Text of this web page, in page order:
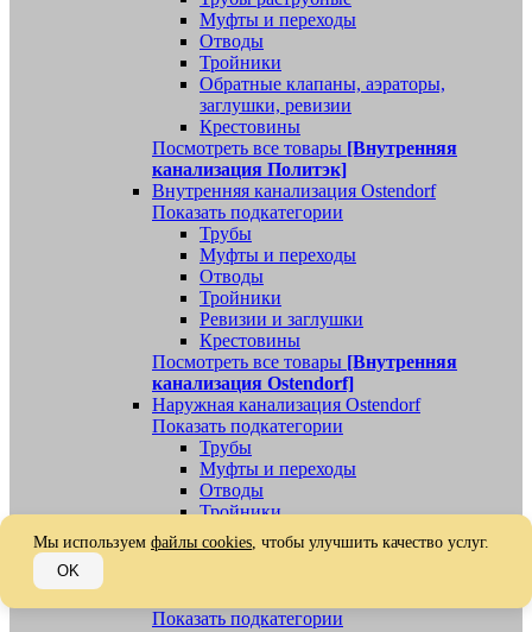
Муфты и переходы
Отводы
Тройники
Обратные клапаны, аэраторы,
заглушки, ревизии
Крестовины
Посмотреть все товары [Внутренняя
канализация Политэк]
Внутренняя канализация Ostendorf
Показать подкатегории
Трубы
Муфты и переходы
Отводы
Тройники
Ревизии и заглушки
Крестовины
Посмотреть все товары [Внутренняя
канализация Ostendorf]
Наружная канализация Ostendorf
Показать подкатегории
Трубы
Муфты и переходы
Отводы
Тройники
Ревизии, заглушки, обратные клапаны
Посмотреть все товары[Наружная
Показать подкатегории
Мы используем файлы cookies, чтобы улучшить качество услуг.
OK